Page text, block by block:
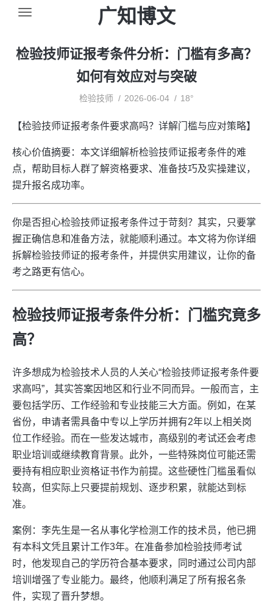
广知博文
检验技师证报考条件分析：门槛有多高？
如何有效应对与突破
检验技师 2026-06-04 18°
【检验技师证报考条件要求高吗？详解门槛与应对策略】
核心价值摘要：本文详细解析检验技师证报考条件的难
点，帮助目标人群了解资格要求、准备技巧及实操建议，
提升报名成功率。
你是否担心检验技师证报考条件过于苛刻？其实，只要掌
握正确信息和准备方法，就能顺利通过。本文将为你详细
拆解检验技师证的报考条件，并提供实用建议，让你的备
考之路更有信心。
检验技师证报考条件分析：门槛究竟多
高？
许多想成为检验技术人员的人关心“检验技师证报考条件要
求高吗”，其实答案因地区和行业不同而异。一般而言，主
要包括学历、工作经验和专业技能三大方面。例如，在某
省份，申请者需具备中专以上学历并拥有2年以上相关岗
位工作经验。而在一些发达城市，高级别的考试还会考虑
职业培训或继续教育背景。此外，一些特殊岗位可能还需
要持有相应职业资格证书作为前提。这些硬性门槛虽看似
较高，但实际上只要提前规划、逐步积累，就能达到标
准。
案例：李先生是一名从事化学检测工作的技术员，他已拥
有本科文凭且累计工作3年。在准备参加检验技师考试
时，他发现自己的学历符合基本要求，同时通过公司内部
培训增强了专业能力。最终，他顺利满足了所有报名条
件，实现了晋升梦想。